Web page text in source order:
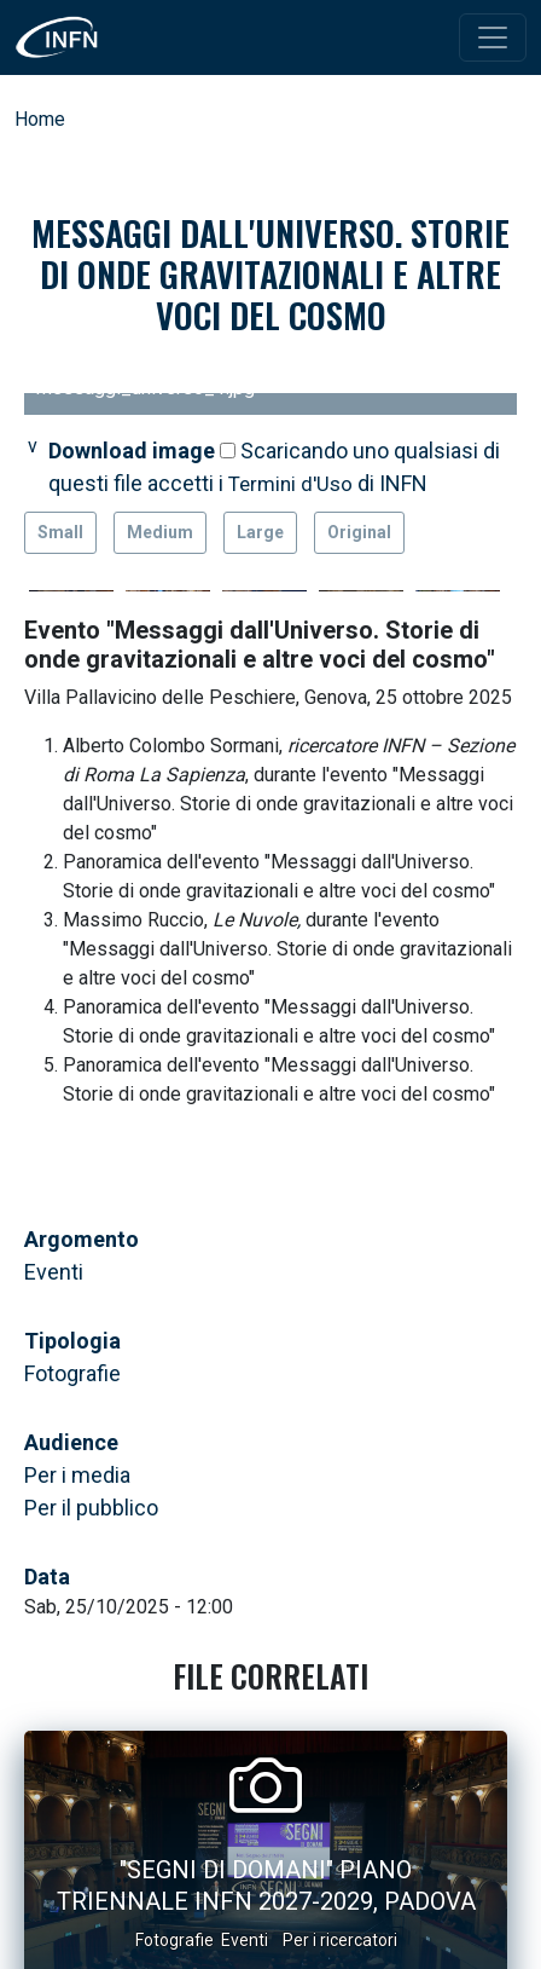
Salta al contenuto principale
Briciole di pane
Home
MESSAGGI DALL'UNIVERSO. STORIE
DI ONDE GRAVITAZIONALI E ALTRE
VOCI DEL COSMO
messaggi_universo_1.jpg
Download image
Scaricando uno qualsiasi di
questi file accetti i Termini d'Uso di INFN
Small Medium Large Original
Download image
Scaricando uno qualsiasi di
questi file accetti i Termini d'Uso di INFN
Download image
Scaricando uno qualsiasi di
questi file accetti i Termini d'Uso di INFN
Download image
Scaricando uno qualsiasi di
questi file accetti i Termini d'Uso di INFN
Download image
Scaricando uno qualsiasi di
questi file accetti i Termini d'Uso di INFN
Evento "Messaggi dall'Universo. Storie di
onde gravitazionali e altre voci del cosmo"
Villa Pallavicino delle Peschiere, Genova, 25 ottobre 2025
Alberto Colombo Sormani, ricercatore INFN – Sezione
di Roma La Sapienza, durante l'evento "Messaggi
dall'Universo. Storie di onde gravitazionali e altre voci
del cosmo"
Panoramica dell'evento "Messaggi dall'Universo.
Storie di onde gravitazionali e altre voci del cosmo"
Massimo Ruccio, Le Nuvole, durante l'evento
"Messaggi dall'Universo. Storie di onde gravitazionali
e altre voci del cosmo"
Panoramica dell'evento "Messaggi dall'Universo.
Storie di onde gravitazionali e altre voci del cosmo"
Panoramica dell'evento "Messaggi dall'Universo.
Storie di onde gravitazionali e altre voci del cosmo"
Argomento
Eventi
Tipologia
Fotografie
Audience
Per i media
Per il pubblico
Data
Sab, 25/10/2025 - 12:00
FILE CORRELATI
"SEGNI DI DOMANI" PIANO
TRIENNALE INFN 2027-2029, PADOVA
Fotografie Eventi Per i ricercatori